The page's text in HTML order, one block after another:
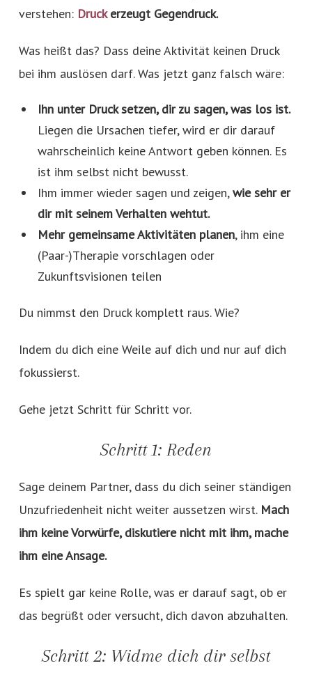
verstehen: Druckerzeugt Gegendruck.
Was heißt das? Dass deine Aktivität keinen Druck
bei ihm auslösen darf. Was jetzt ganz falsch wäre:
Ihn unter Druck setzen, dir zu sagen, was los ist.
Liegen die Ursachen tiefer, wird er dir darauf
wahrscheinlich keine Antwort geben können. Es
ist ihm selbst nicht bewusst.
Ihm immer wieder sagen und zeigen,wie sehr er
dir mit seinem Verhalten wehtut.
Mehr gemeinsame Aktivitäten planen, ihm eine
(Paar-)Therapie vorschlagen oder
Zukunftsvisionen teilen
Du nimmst den Druck komplett raus. Wie?
Indem du dich eine Weile auf dich und nur auf dich
fokussierst.
Gehe jetzt Schritt für Schritt vor.
Schritt 1: Reden
Sage deinem Partner, dass du dich seiner ständigen
Unzufriedenheit nicht weiter aussetzen wirst. Mach
ihm keine Vorwürfe, diskutiere nicht mit ihm, mache
ihm eine Ansage.
Es spielt gar keine Rolle, was er darauf sagt, ob er
das begrüßt oder versucht, dich davon abzuhalten.
Schritt 2: Widme dich dir selbst